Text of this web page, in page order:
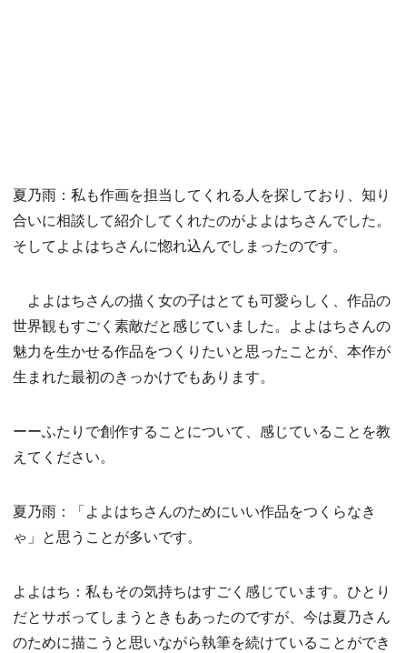
夏乃雨：私も作画を担当してくれる人を探しており、知り
合いに相談して紹介してくれたのがよよはちさんでした。
そしてよよはちさんに惚れ込んでしまったのです。
よよはちさんの描く女の子はとても可愛らしく、作品の
世界観もすごく素敵だと感じていました。よよはちさんの
魅力を生かせる作品をつくりたいと思ったことが、本作が
生まれた最初のきっかけでもあります。
ーーふたりで創作することについて、感じていることを教
えてください。
夏乃雨：「よよはちさんのためにいい作品をつくらなき
ゃ」と思うことが多いです。
よよはち：私もその気持ちはすごく感じています。ひとり
だとサボってしまうときもあったのですが、今は夏乃さん
のために描こうと思いながら執筆を続けていることができ